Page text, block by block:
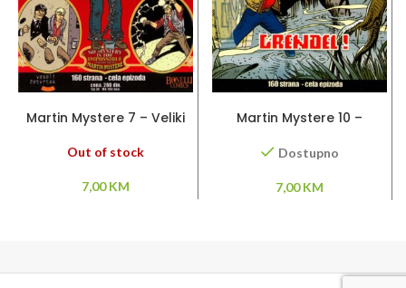
Martin Mystere 7 – Veliki
Out of stock
7,00KM
Martin Mystere 10 –
Dostupno
7,00KM